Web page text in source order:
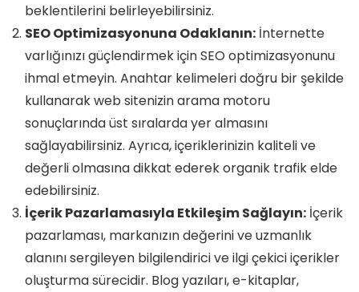
beklentilerini belirleyebilirsiniz.
SEO Optimizasyonuna Odaklanın: İnternette
varlığınızı güçlendirmek için SEO optimizasyonunu
ihmal etmeyin. Anahtar kelimeleri doğru bir şekilde
kullanarak web sitenizin arama motoru
sonuçlarında üst sıralarda yer almasını
sağlayabilirsiniz. Ayrıca, içeriklerinizin kaliteli ve
değerli olmasına dikkat ederek organik trafik elde
edebilirsiniz.
İçerik Pazarlamasıyla Etkileşim Sağlayın: İçerik
pazarlaması, markanızın değerini ve uzmanlık
alanını sergileyen bilgilendirici ve ilgi çekici içerikler
oluşturma sürecidir. Blog yazıları, e-kitaplar,